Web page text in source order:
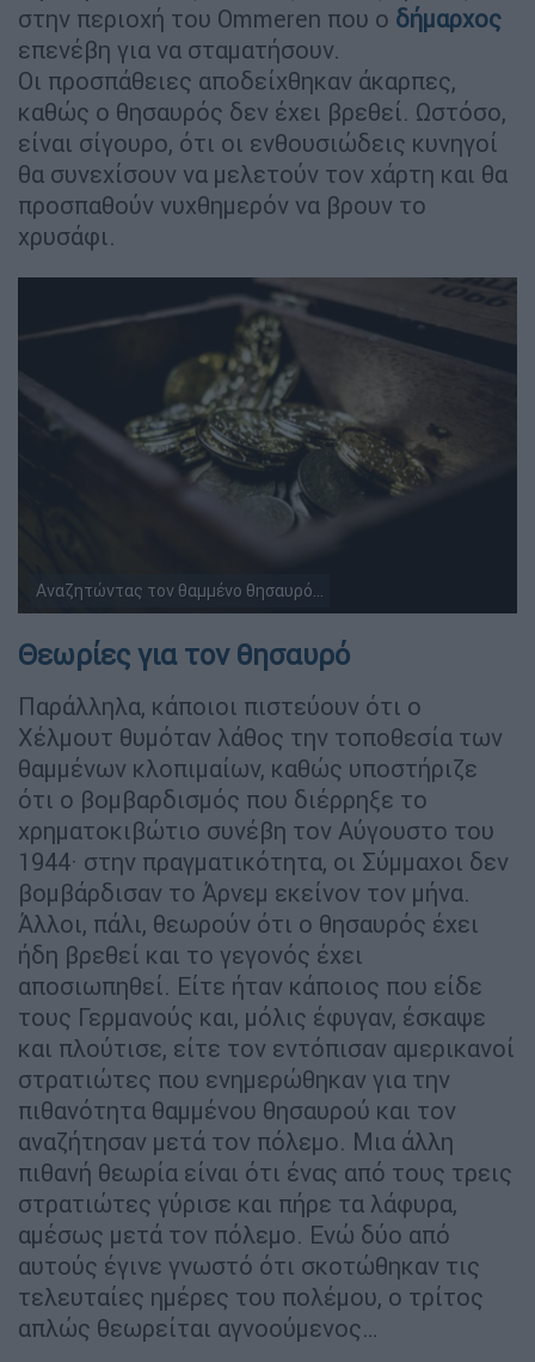
στην περιοχή του Ommeren που ο δήμαρχος
επενέβη για να σταματήσουν.
Οι προσπάθειες αποδείχθηκαν άκαρπες,
καθώς ο θησαυρός δεν έχει βρεθεί. Ωστόσο,
είναι σίγουρο, ότι οι ενθουσιώδεις κυνηγοί
θα συνεχίσουν να μελετούν τον χάρτη και θα
προσπαθούν νυχθημερόν να βρουν το
χρυσάφι.
Αναζητώντας τον θαμμένο θησαυρό...
Θεωρίες για τον θησαυρό
Παράλληλα, κάποιοι πιστεύουν ότι ο
Χέλμουτ θυμόταν λάθος την τοποθεσία των
θαμμένων κλοπιμαίων, καθώς υποστήριζε
ότι ο βομβαρδισμός που διέρρηξε το
χρηματοκιβώτιο συνέβη τον Αύγουστο του
1944· στην πραγματικότητα, οι Σύμμαχοι δεν
βομβάρδισαν το Άρνεμ εκείνον τον μήνα.
Άλλοι, πάλι, θεωρούν ότι ο θησαυρός έχει
ήδη βρεθεί και το γεγονός έχει
αποσιωπηθεί. Είτε ήταν κάποιος που είδε
τους Γερμανούς και, μόλις έφυγαν, έσκαψε
και πλούτισε, είτε τον εντόπισαν αμερικανοί
στρατιώτες που ενημερώθηκαν για την
πιθανότητα θαμμένου θησαυρού και τον
αναζήτησαν μετά τον πόλεμο. Μια άλλη
πιθανή θεωρία είναι ότι ένας από τους τρεις
στρατιώτες γύρισε και πήρε τα λάφυρα,
αμέσως μετά τον πόλεμο. Ενώ δύο από
αυτούς έγινε γνωστό ότι σκοτώθηκαν τις
τελευταίες ημέρες του πολέμου, ο τρίτος
απλώς θεωρείται αγνοούμενος…